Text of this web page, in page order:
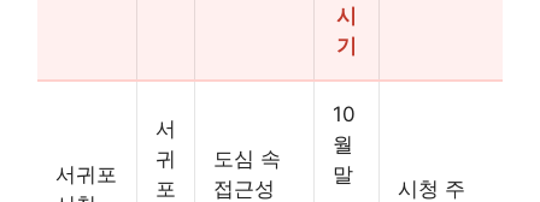
시
기
서귀포
서
귀
포
도심 속
접근성
10
월
말
시청 주